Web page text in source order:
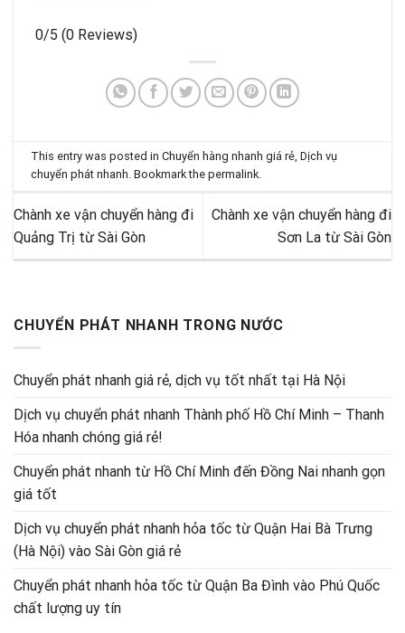
0/5 (0 Reviews)
This entry was posted inChuyển hàng nhanh giá rẻ,Dịch vụ
chuyển phát nhanh. Bookmark thepermalink.
Chành xe vận chuyển hàng đi
Quảng Trị từ Sài Gòn
Chành xe vận chuyển hàng đi
Sơn La từ Sài Gòn
CHUYỂN PHÁT NHANH TRONG NƯỚC
Chuyển phát nhanh giá rẻ, dịch vụ tốt nhất tại Hà Nội
Dịch vụ chuyển phát nhanh Thành phố Hồ Chí Minh – Thanh
Hóa nhanh chóng giá rẻ!
Chuyển phát nhanh từ Hồ Chí Minh đến Đồng Nai nhanh gọn
giá tốt
Dịch vụ chuyển phát nhanh hỏa tốc từ Quận Hai Bà Trưng
(Hà Nội) vào Sài Gòn giá rẻ
Chuyển phát nhanh hỏa tốc từ Quận Ba Đình vào Phú Quốc
chất lượng uy tín